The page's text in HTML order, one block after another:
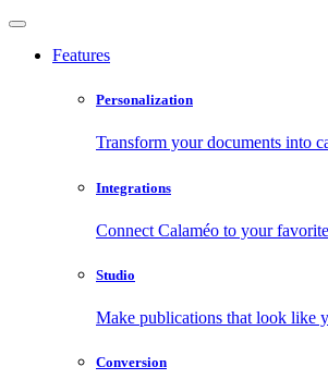
Features
Personalization
Transform your documents into
Integrations
Connect Calaméo to your
Studio
Make publications that look like
Conversion